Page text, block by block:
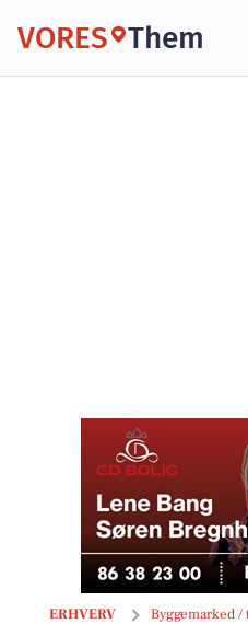
VORES Them
ERHVERV Byggemarked
IKI Studio